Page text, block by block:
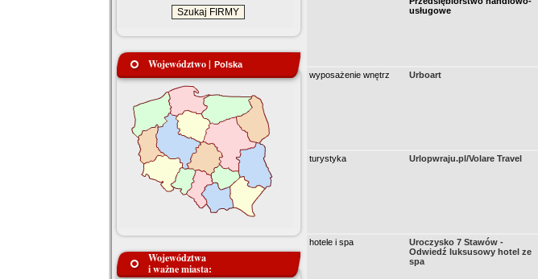
Województwo | Polska
Województwa
i ważne miasta:
usługowe
wyposażenie wnętrz
Urboart
turystyka
Urlopwraju.pl/Volare Travel
hotele i spa
Uroczysko 7 Stawów -
Odwiedź luksusowy hotel ze
spa